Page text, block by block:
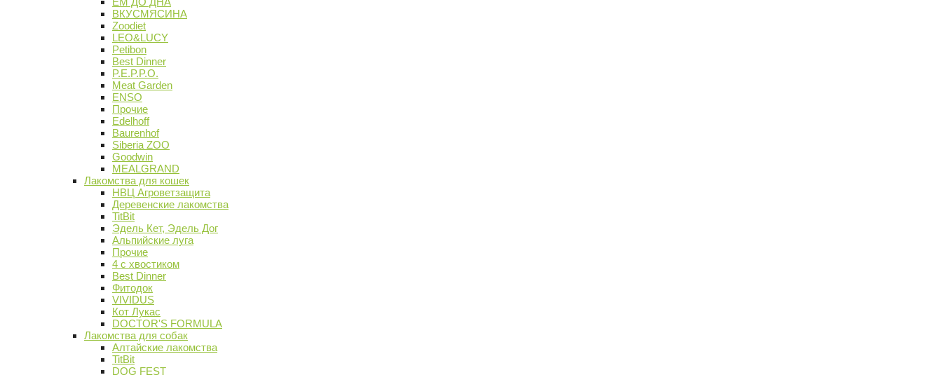
ВКУСМЯСИНА
Zoodiet
LEO&LUCY
Petibon
Best Dinner
P.E.P.P.O.
Meat Garden
ENSO
Прочие
Edelhoff
Baurenhof
Siberia ZOO
Goodwin
MEALGRAND
Лакомства для кошек
НВЦ Агроветзащита
Деревенские лакомства
TitBit
Эдель Кет, Эдель Дог
Альпийские луга
Прочие
4 с хвостиком
Best Dinner
Фитодок
VIVIDUS
Кот Лукас
DOCTOR'S FORMULA
Лакомства для собак
Алтайские лакомства
TitBit
DOG FEST